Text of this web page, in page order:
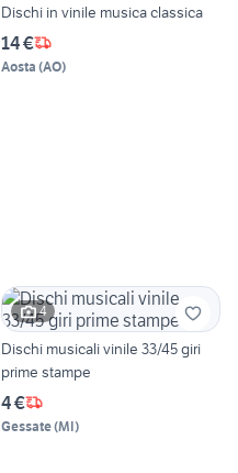
Dischi in vinile musica classica
14 €
Aosta (AO)
4
Dischi musicali vinile 33/45 giri
prime stampe
4 €
Gessate(MI)